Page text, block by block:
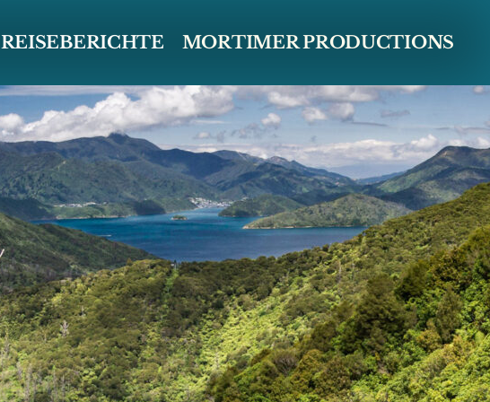
REISEBERICHTE MORTIMER PRODUCTIONS